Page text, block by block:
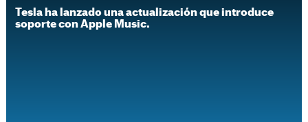
Tesla ha lanzado una actualización que introduce
soporte con Apple Music.